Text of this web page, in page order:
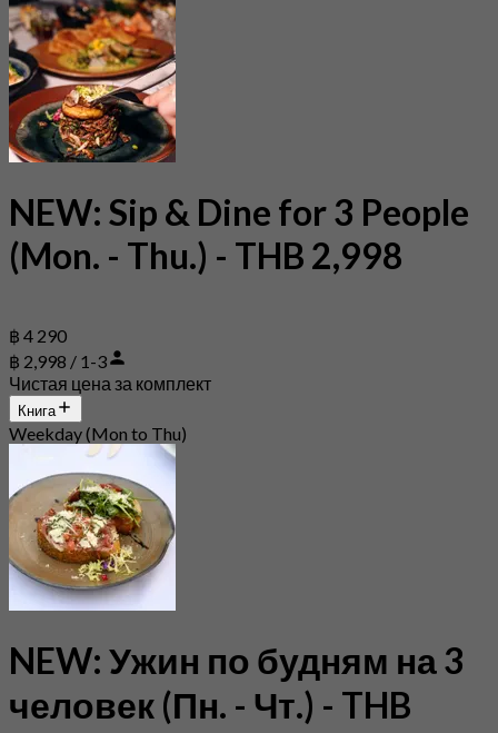
NEW: Sip & Dine for 3 People
(Mon. - Thu.) - THB 2,998
฿ 4 290
฿ 2,998 / 1-3
Чистая цена за комплект
Книга
Weekday (Mon to Thu)
NEW: Ужин по будням на 3
человек (Пн. - Чт.) - THB